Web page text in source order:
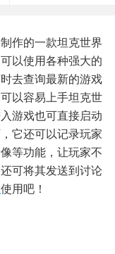
作的一款坦克世界
以使用各种强大的
去查询最新的游戏
以容易上手坦克世
游戏也可直接启动
它还可以记录玩家
等功能，让玩家不
可将其发送到讨论
使用吧！